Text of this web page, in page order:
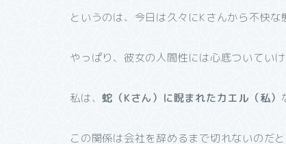
というのは、今日は久々にKさんから不快な
やっぱり、彼女の人間性には心底ついてい
私は、蛇（Kさん）に睨まれたカエル（私）
この関係は会社を辞めるまで切れないのだ